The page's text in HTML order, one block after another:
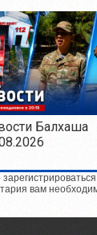
Балхаша
вам